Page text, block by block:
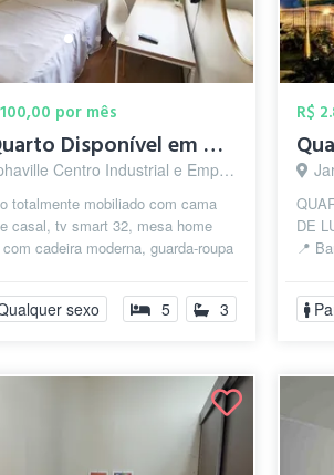
por mês
🗝️Quarto Disponível em Alphaville ✅
Centro Industrial e Empresarial/Alphaville., Barueri - SP
totalmente mobiliado com cama
casal, tv smart 32, mesa home
cadeira moderna, guarda-roupa
sexo 5 3
R$
DE
📍